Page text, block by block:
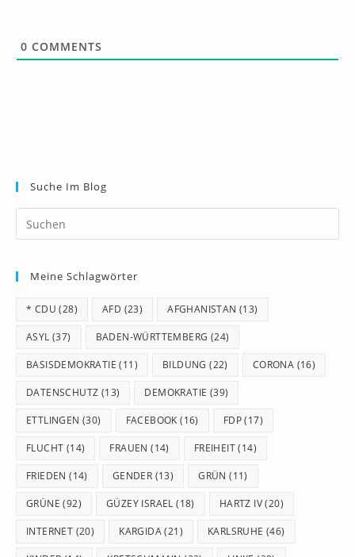
0 COMMENTS
Suche Im Blog
Meine Schlagwörter
* CDU (28) AFD (23) AFGHANISTAN (13)
ASYL (37) BADEN-WÜRTTEMBERG (24)
BASISDEMOKRATIE (11) BILDUNG (22) CORONA (16)
DATENSCHUTZ (13) DEMOKRATIE (39)
ETTLINGEN (30) FACEBOOK (16) FDP(17)
FLUCHT (14) FRAUEN (14) FREIHEIT(14)
FRIEDEN (14) GENDER (13) GRÜN (11)
GRÜNE (92) GÜZEY ISRAEL (18) HARTZ IV(20)
INTERNET (20) KARGIDA(21) KARLSRUHE (46)